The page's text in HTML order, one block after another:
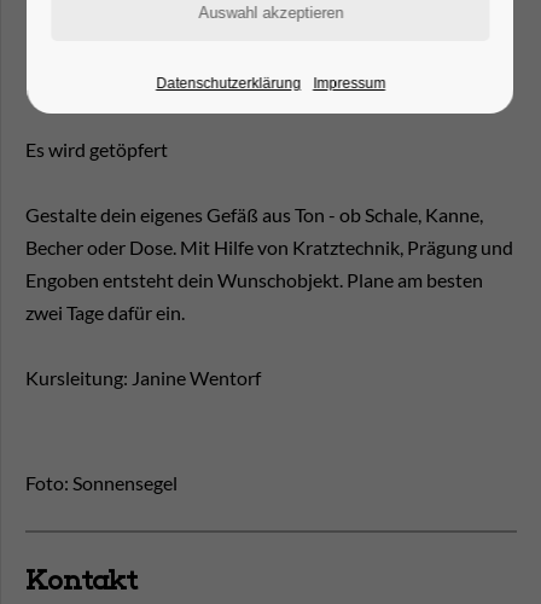
Es wird getöpfert
Es wird getöpfert
Gestalte dein eigenes Gefäß aus Ton - ob Schale, Kanne,
Becher oder Dose. Mit Hilfe von Kratztechnik, Prägung und
Engoben entsteht dein Wunschobjekt. Plane am besten
zwei Tage dafür ein.
Kursleitung: Janine Wentorf
Foto: Sonnensegel
Kontakt
Datenschutzerklärung Impressum